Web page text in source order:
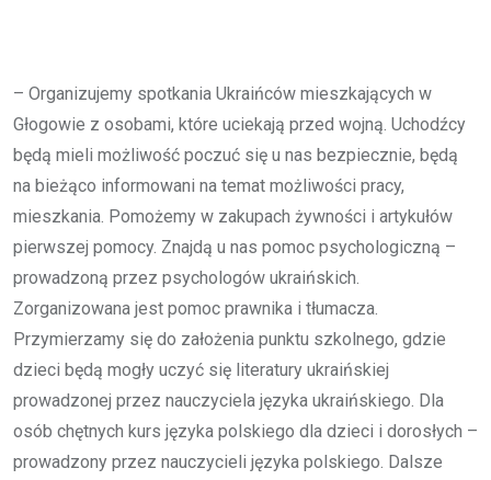
– Organizujemy spotkania Ukraińców mieszkających w
Głogowie z osobami, które uciekają przed wojną. Uchodźcy
będą mieli możliwość poczuć się u nas bezpiecznie, będą
na bieżąco informowani na temat możliwości pracy,
mieszkania. Pomożemy w zakupach żywności i artykułów
pierwszej pomocy. Znajdą u nas pomoc psychologiczną –
prowadzoną przez psychologów ukraińskich.
Zorganizowana jest pomoc prawnika i tłumacza.
Przymierzamy się do założenia punktu szkolnego, gdzie
dzieci będą mogły uczyć się literatury ukraińskiej
prowadzonej przez nauczyciela języka ukraińskiego. Dla
osób chętnych kurs języka polskiego dla dzieci i dorosłych –
prowadzony przez nauczycieli języka polskiego. Dalsze